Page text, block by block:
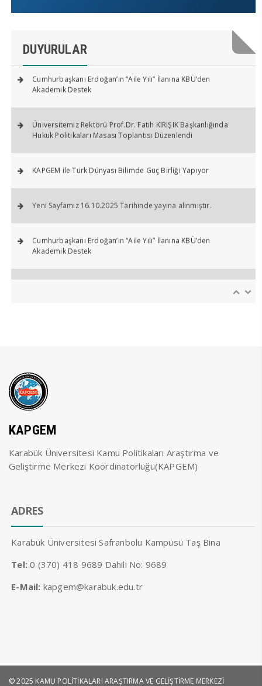
DUYURULAR
Yeni Sayfamız 16.10.2025 Tarihinde yayına alınmıştır.
Cumhurbaşkanı Erdoğan’ın “Aile Yılı” İlanına KBÜ’den
Akademik Destek
Üniversitemiz Rektörü Prof.Dr. Fatih KIRIŞIK Başkanlığında
Hukuk Politikaları Masası Toplantısı Düzenlendi
KAPGEM ile Türk Dünyası Bilimde Güç Birliği Yapıyor
Yeni Sayfamız 16.10.2025 Tarihinde yayına alınmıştır.
Cumhurbaşkanı Erdoğan’ın “Aile Yılı” İlanına KBÜ’den
Akademik Destek
KAPGEM
Karabük Üniversitesi Kamu Politikaları Araştırma ve
Geliştirme Merkezi Koordinatörlüğü(KAPGEM)
ADRES
Karabük Üniversitesi Safranbolu Kampüsü Taş Bina
Tel:0 (370) 418 9689 Dahili No: 9689
E-Mail: kapgem@karabuk.edu.tr
© 2025 KAMU POLİTİKALARI ARAŞTIRMA VE GELİŞTİRME MERKEZİ